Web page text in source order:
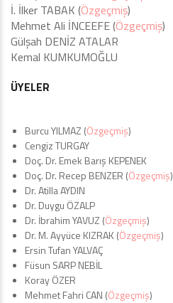
İ. İlker TABAK (Özgeçmiş)
Mehmet Ali İNCEEFE (Özgeçmiş)
Gülşah DENİZ ATALAR
Kemal KUMKUMOĞLU
ÜYELER
Burcu YILMAZ (Özgeçmiş)
Cengiz TURGAY
Doç. Dr. Emek Barış KEPENEK
Doç. Dr. Recep BENZER (Özgeçmiş)
Dr. Atilla AYDIN
Dr. Duygu ÖZALP
Dr. İbrahim YAVUZ (Özgeçmiş)
Dr. M. Ayyüce KIZRAK (Özgeçmiş)
Ersin Tufan YALVAÇ
Füsun SARP NEBİL
Koray ÖZER
Mehmet Fahri CAN (Özgeçmiş)